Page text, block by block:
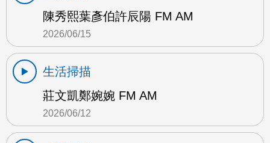
陳秀熙葉彥伯許辰陽 FM AM
2026/06/15
生活掃描
莊文凱鄭婉婉 FM AM
2026/06/12